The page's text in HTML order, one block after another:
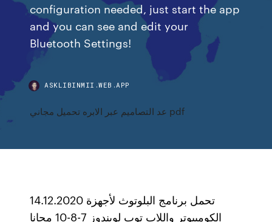
configuration needed, just start the app
and you can see and edit your
Bluetooth Settings!
ASKLIBINMII.WEB.APP
عد التصاميم عبر الابره تحميل مجاني pdf
14.12.2020 تحمل برنامج البلوتوث لأجهزة
الكومبيوتر واللاب توب لويندوز 7-8-10 مجانا